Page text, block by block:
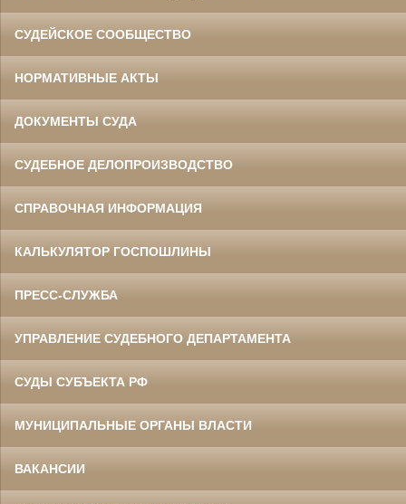
СУДЕЙСКОЕ СООБЩЕСТВО
НОРМАТИВНЫЕ АКТЫ
ДОКУМЕНТЫ СУДА
СУДЕБНОЕ ДЕЛОПРОИЗВОДСТВО
СПРАВОЧНАЯ ИНФОРМАЦИЯ
КАЛЬКУЛЯТОР ГОСПОШЛИНЫ
ПРЕСС-СЛУЖБА
УПРАВЛЕНИЕ СУДЕБНОГО ДЕПАРТАМЕНТА
СУДЫ СУБЪЕКТА РФ
МУНИЦИПАЛЬНЫЕ ОРГАНЫ ВЛАСТИ
ВАКАНСИИ